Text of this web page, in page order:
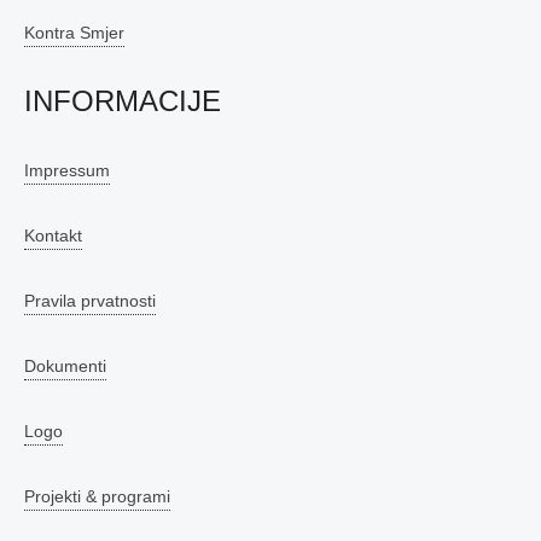
Kontra Smjer
INFORMACIJE
Impressum
Kontakt
Pravila prvatnosti
Dokumenti
Logo
Projekti & programi